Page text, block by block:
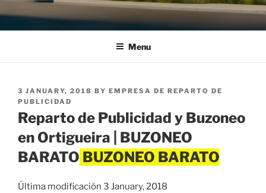
Menu
POSTED
ON
3 JANUARY, 2018 BY EMPRESA DE REPARTO DE
PUBLICIDAD
Reparto de Publicidad y Buzoneo
en Ortigueira | BUZONEO
BARATO
Última modificación 3 January, 2018